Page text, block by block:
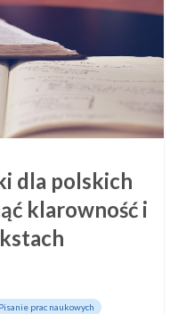
dla polskich
klarowność i
Pisanie prac naukowych